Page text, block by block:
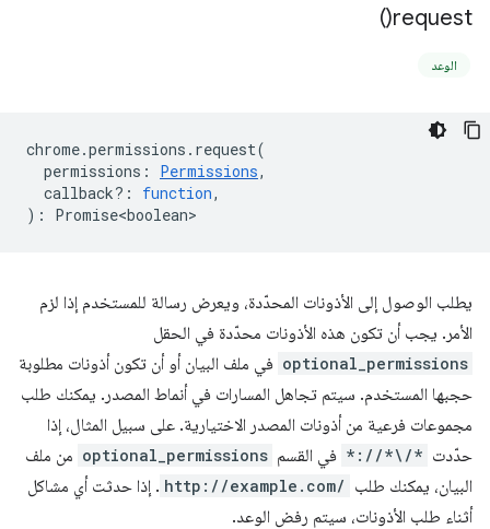
request(
)
الوعد
chrome.permissions . request(
permissions : Permissions,
callback? : function,
) : Promise<boolean>
يطلب الوصول إلى الأذونات المحدّدة، ويعرض رسالة للمستخدم إذا لزم
الأمر. يجب أن تكون هذه الأذونات محدّدة في الحقل
optional_permissions في ملف البيان أو أن تكون أذونات مطلوبة
حجبها المستخدم. سيتم تجاهل المسارات في أنماط المصدر. يمكنك طلب
مجموعات فرعية من أذونات المصدر الاختيارية. على سبيل المثال، إذا
حدّدت *://*\/* في القسم optional_permissions من ملف
البيان، يمكنك طلب http://example.com/ . إذا حدثت أي مشاكل
أثناء طلب الأذونات، سيتم رفض الوعد.